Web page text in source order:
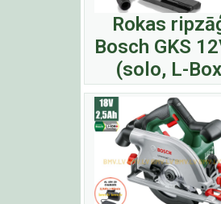
Rokas
Bosch GKS
(solo, L-